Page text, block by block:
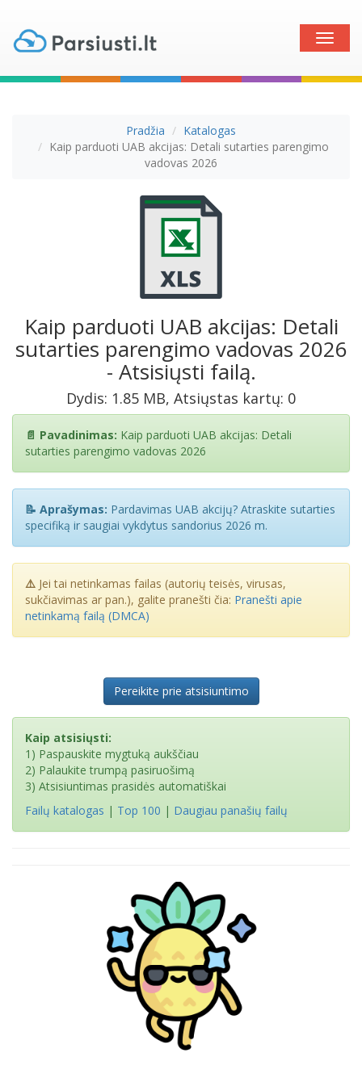
Toggle
Pradžia
Katalogas
Kaip parduoti UAB akcijas: Detali sutarties parengimo
vadovas 2026
Kaip parduoti UAB akcijas: Detali
sutarties parengimo vadovas 2026
- Atsisiųsti failą.
Dydis: 1.85 MB, Atsiųstas kartų: 0
📄 Pavadinimas: Kaip parduoti UAB akcijas: Detali
sutarties parengimo vadovas 2026
📝 Aprašymas: Pardavimas UAB akcijų? Atraskite sutarties
specifiką ir saugiai vykdytus sandorius 2026 m.
⚠️ Jei tai netinkamas failas (autorių teisės, virusas,
sukčiavimas ar pan.), galite pranešti čia: Pranešti apie
netinkamą failą (DMCA)
Pereikite prie atsisiuntimo
Kaip atsisiųsti:
1) Paspauskite mygtuką aukščiau
2) Palaukite trumpą pasiruošimą
3) Atsisiuntimas prasidės automatiškai
Failų katalogas | Top 100 | Daugiau panašių failų